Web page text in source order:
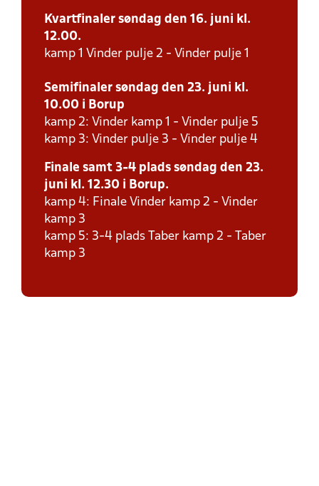
Kvartfinaler søndag den 16. juni kl.
12.00.
kamp 1 Vinder pulje 2 - Vinder pulje 1
Semifinaler søndag den 23. juni kl.
10.00 i Borup
kamp 2: Vinder kamp 1 - Vinder pulje 5
kamp 3: Vinder pulje 3 - Vinder pulje 4
Finale samt 3-4 plads søndag den 23.
juni kl. 12.30 i Borup.
kamp 4: Finale Vinder kamp 2 - Vinder
kamp 3
kamp 5: 3-4 plads Taber kamp 2 - Taber
kamp 3